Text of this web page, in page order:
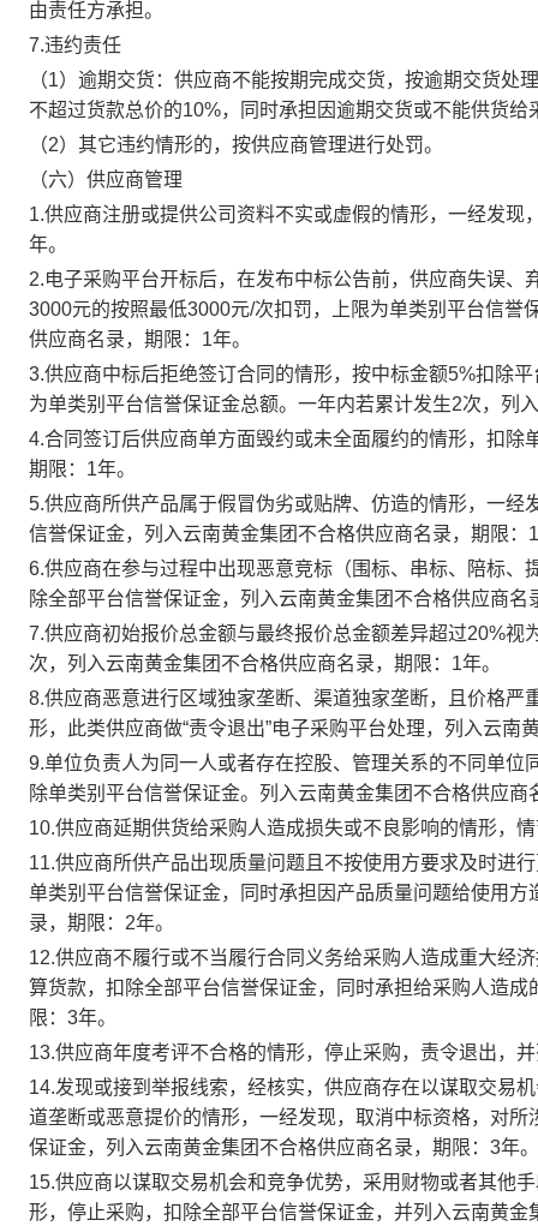
由责任方承担。
7.违约责任
（1）逾期交货：供应商不能按期完成交货，按逾期交货
不超过货款总价的10%，同时承担因逾期交货或不能供货给
（2）其它违约情形的，按供应商管理进行处罚。
（六）供应商管理
1.供应商注册或提供公司资料不实或虚假的情形，一经发
年。
2.电子采购平台开标后，在发布中标公告前，供应商失误
3000元的按照最低3000元/次扣罚，上限为单类别平台信
供应商名录，期限：1年。
3.供应商中标后拒绝签订合同的情形，按中标金额5%扣除
为单类别平台信誉保证金总额。一年内若累计发生2次，列
4.合同签订后供应商单方面毁约或未全面履约的情形，扣
期限：1年。
5.供应商所供产品属于假冒伪劣或贴牌、仿造的情形，一
信誉保证金，列入云南黄金集团不合格供应商名录，期限：
6.供应商在参与过程中出现恶意竞标（围标、串标、陪标
除全部平台信誉保证金，列入云南黄金集团不合格供应商名
7.供应商初始报价总金额与最终报价总金额差异超过20%
次，列入云南黄金集团不合格供应商名录，期限：1年。
8.供应商恶意进行区域独家垄断、渠道独家垄断，且价格
形，此类供应商做“责令退出”电子采购平台处理，列入云南
9.单位负责人为同一人或者存在控股、管理关系的不同单
除单类别平台信誉保证金。列入云南黄金集团不合格供应商
10.供应商延期供货给采购人造成损失或不良影响的情形，
11.供应商所供产品出现质量问题且不按使用方要求及时进
单类别平台信誉保证金，同时承担因产品质量问题给使用
录，期限：2年。
12.供应商不履行或不当履行合同义务给采购人造成重大经
算货款，扣除全部平台信誉保证金，同时承担给采购人造
限：3年。
13.供应商年度考评不合格的情形，停止采购，责令退出，
14.发现或接到举报线索，经核实，供应商存在以谋取交易
道垄断或恶意提价的情形，一经发现，取消中标资格，对
保证金，列入云南黄金集团不合格供应商名录，期限：3年。
15.供应商以谋取交易机会和竞争优势，采用财物或者其他
形，停止采购，扣除全部平台信誉保证金，并列入云南黄